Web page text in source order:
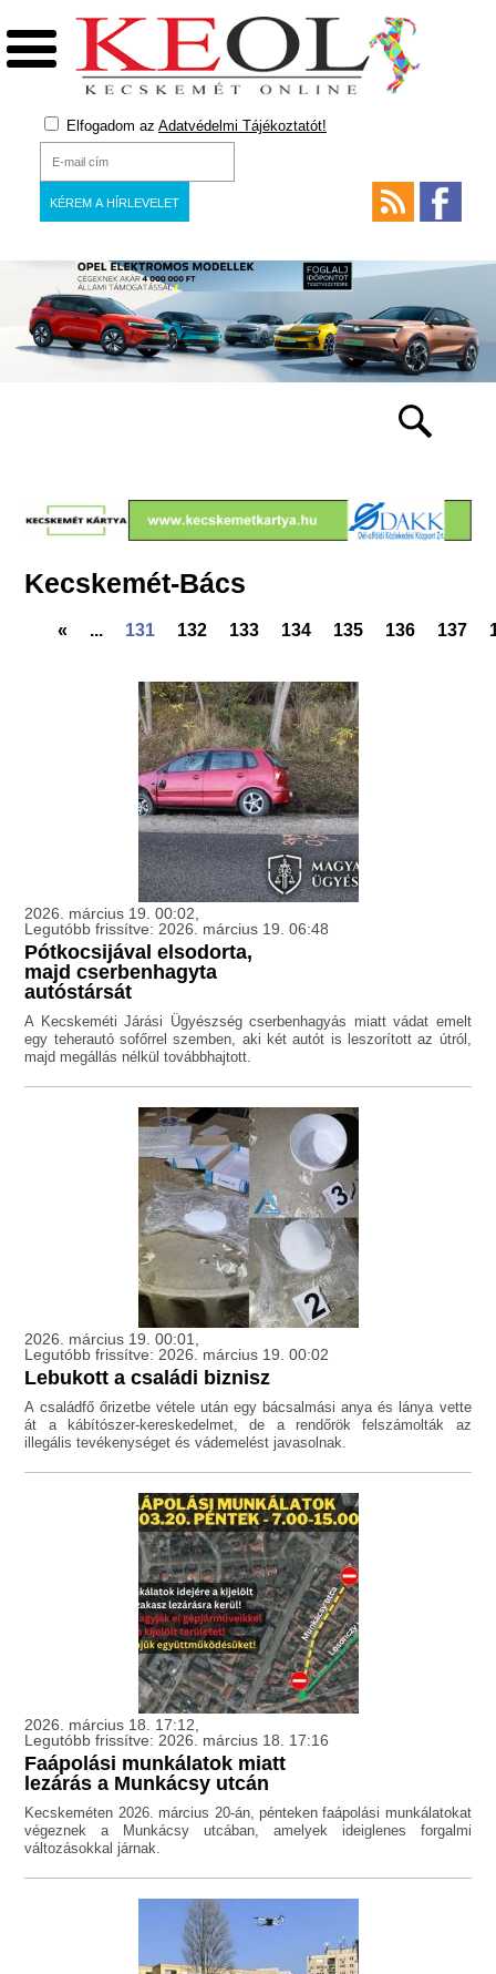
Elfogadom az Adatvédelmi Tájékoztatót!
Kecskemét-Bács
« ... 131 132 133 134 135 136 137
2026. március 19. 00:02,
Legutóbb frissítve: 2026. március 19. 06:48
Pótkocsijával elsodorta,
majd cserbenhagyta
autóstársát
A Kecskeméti Járási Ügyészség cserbenhagyás miatt vádat emelt
egy teherautó sofőrrel szemben, aki két autót is leszorított az útról,
majd megállás nélkül továbbhajtott.
2026. március 19. 00:01,
Legutóbb frissítve: 2026. március 19. 00:02
Lebukott a családi biznisz
A családfő őrizetbe vétele után egy bácsalmási anya és lánya vette
át a kábítószer-kereskedelmet, de a rendőrök felszámolták az
illegális tevékenységet és vádemelést javasolnak.
2026. március 18. 17:12,
Legutóbb frissítve: 2026. március 18. 17:16
Faápolási munkálatok miatt
lezárás a Munkácsy utcán
Kecskeméten 2026. március 20-án, pénteken faápolási munkálatokat
végeznek a Munkácsy utcában, amelyek ideiglenes forgalmi
változásokkal járnak.